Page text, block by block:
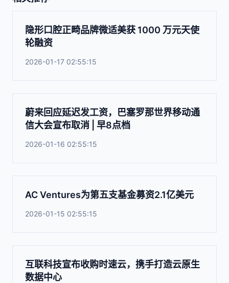
隐形口腔正畸品牌微适美获 1000 万元天使
轮融资
2026-01-17 02:55:15
蔚来回应延迟发工资，巴塞罗那世界移动通
信大会宣布取消 | 早8点档
2026-01-16 02:55:15
AC Ventures为第五支基金募资2.1亿美元
2026-01-15 02:55:15
互联科技宣布收购时速云，携手打造云原生
数据中心